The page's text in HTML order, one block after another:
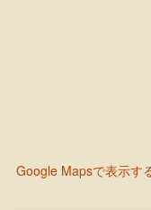
Google Mapsで表示す